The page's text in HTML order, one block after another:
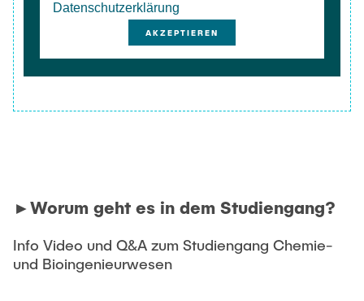
Datenschutzerklärung
AKZEPTIEREN
►Worum geht es in dem Studiengang?
Info Video und Q&A zum Studiengang Chemie-
und Bioingenieurwesen